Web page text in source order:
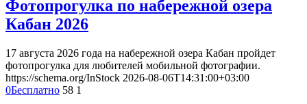
Фотопрогулка по набережной озера
Кабан 2026
17 августа 2026 года на набережной озера Кабан пройдет
фотопрогулка для любителей мобильной фотографии.
https://schema.org/InStock 2026-08-06T14:31:00+03:00
0Бесплатно 58 1